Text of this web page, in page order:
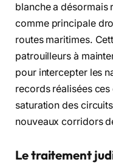
blanche a désormais
comme principale
routes maritimes.
patrouilleurs à
pour intercepter les
records réalisées
saturation des
nouveaux corridors
Le traitement